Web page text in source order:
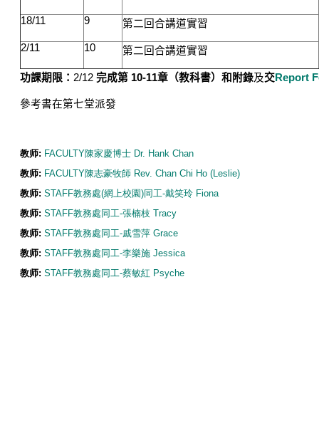
18/11 9 第二回合講道實習
2/11 10 第二回合講道實習
功課期 限： 2/12 完成第 10-11章（教科書）和附錄及交Report
參考書在第七堂派發
教师: FACULTY陳家慶博士 Dr. Hank Chan
教师: FACULTY陳志豪牧師 Rev. Chan Chi Ho (Leslie)
教师: STAFF教務處(網上校園)同工-戴笑玲 Fiona
教师: STAFF教務處同工-張楠枝 Tracy
教师: STAFF教務處同工-戚雪萍 Grace
教师: STAFF教務處同工-李樂施 Jessica
教师: STAFF教務處同工-蔡敏紅 Psyche